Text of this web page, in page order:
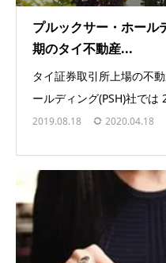
プルックサー・ホール
期のタイ不動産...
タイ証券取引所上場の不
ールディング(PSH)社で
2019.08.18 2020.04.18